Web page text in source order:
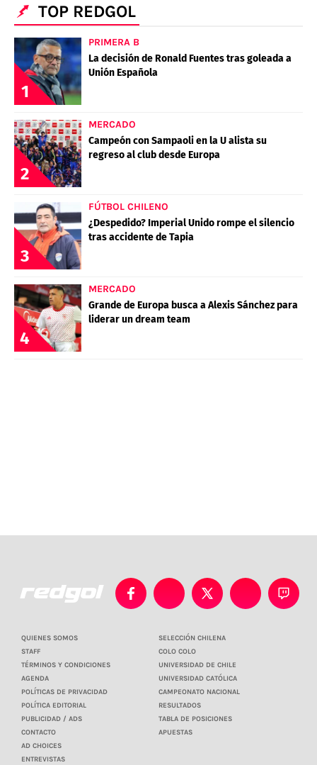
TOP REDGOL
1
PRIMERA B
La decisión de Ronald Fuentes tras goleada a
Unión Española
2
MERCADO
Campeón con Sampaoli en la U alista su
regreso al club desde Europa
3
FÚTBOL CHILENO
¿Despedido? Imperial Unido rompe el silencio
tras accidente de Tapia
4
MERCADO
Grande de Europa busca a Alexis Sánchez para
liderar un dream team
QUIENES SOMOS
STAFF
TÉRMINOS Y CONDICIONES
AGENDA
POLÍTICAS DE PRIVACIDAD
POLÍTICA EDITORIAL
PUBLICIDAD / ADS
CONTACTO
AD CHOICES
ENTREVISTAS
SELECCIÓN CHILENA
COLO COLO
UNIVERSIDAD DE CHILE
UNIVERSIDAD CATÓLICA
CAMPEONATO NACIONAL
RESULTADOS
TABLA DE POSICIONES
APUESTAS